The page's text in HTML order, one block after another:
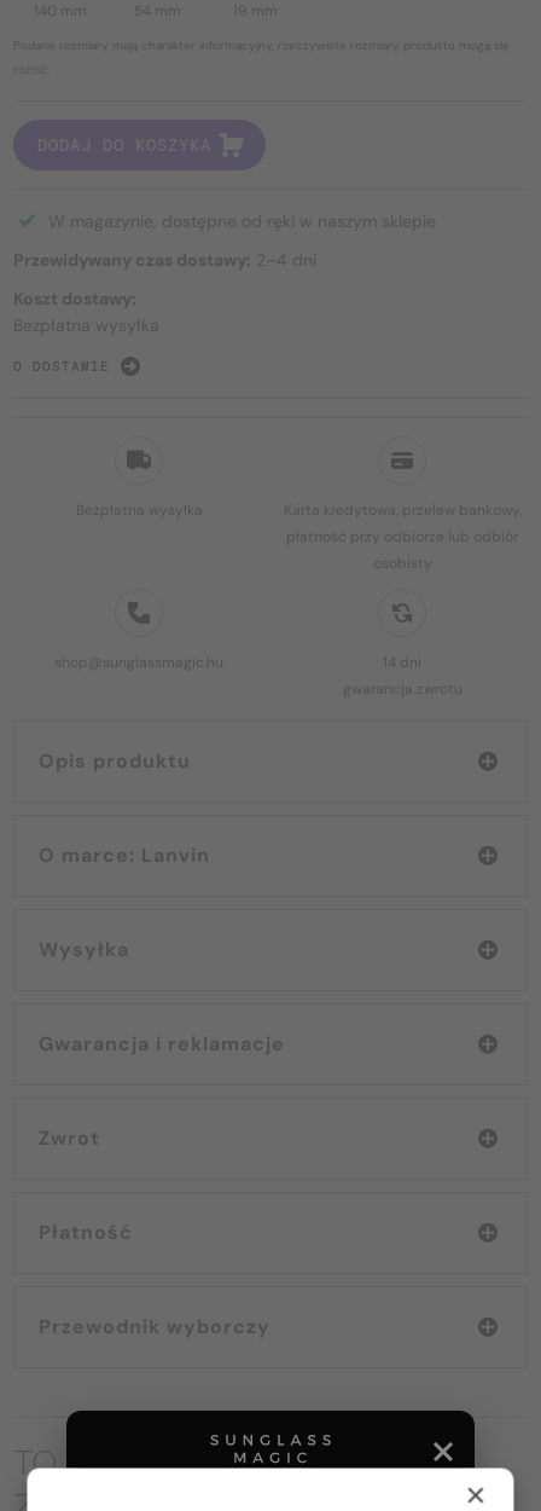
Bezpłatna wysyłka
Karta kredytowa, przelew bankowy,
płatność przy odbiorze lub odbiór
osobisty
shop@sunglassmagic.hu
14 dni
gwarancja zwrotu
Opis produktu
O marce: Lanvin
Wysyłka
Gwarancja i reklamacje
Zwrot
Płatność
Przewodnik wyborczy
140 mm 54 mm 19 mm
Podane rozmiary mają charakter informacyjny, rzeczywiste rozmiary produktu mogą się
różnić.
DODAJ DO KOSZYKA
W magazynie, dostępne od ręki w naszym sklepie
Przewidywany czas dostawy: 2–4 dni
Koszt dostawy:
Bezpłatna wysyłka
O DOSTAWIE
TO MOŻE CIĘ RÓWNIEŻ
×